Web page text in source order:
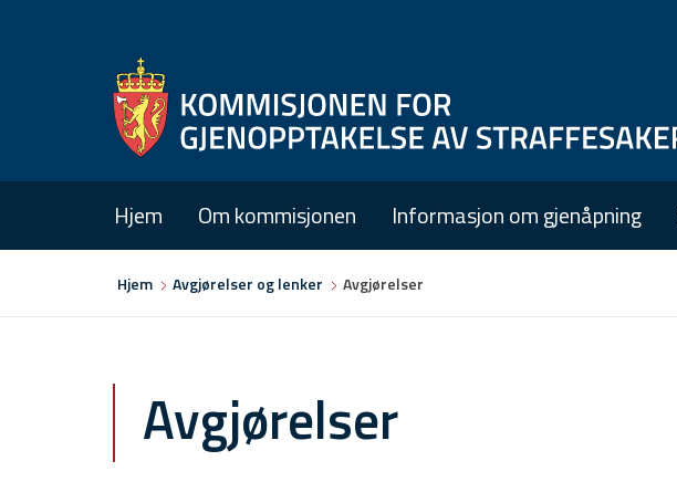
Hjem Om kommisjonen Informasjon om gjenåpning
Hjem Avgjørelser og lenker Avgjørelser
Avgjørelser